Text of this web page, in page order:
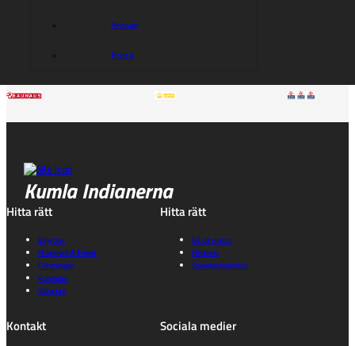
Arenan
Press
Kumla Indianerna
Hitta rätt
Biljetter
Marknad & Event
Föreningen
Kalender
Våra lag
Hitta rätt
Gå på match
Historia
Speedwayskolan
Kontakt Sociala medier